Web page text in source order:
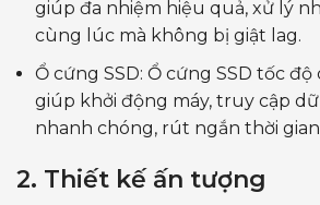
giúp đa nhiệm hiệu quả, xử lý
cùng lúc mà không bị giật lag.
Ổ cứng SSD: Ổ cứng SSD tốc độ
giúp khởi động máy, truy cập
nhanh chóng, rút ngắn thời gian
2. Thiết kế ấn tượng